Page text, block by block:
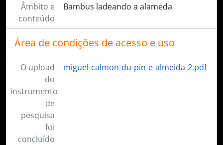
Âmbito e
conteúdo
Bambus ladeando a alameda
Área de condições de acesso e uso
O upload
do
instrumento
de
pesquisa
foi
concluído
miguel-calmon-du-pin-e-almeida-2.pdf